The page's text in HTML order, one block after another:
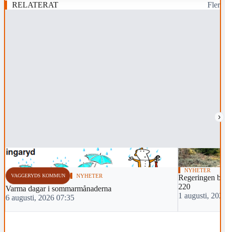
RELATERAT Fler
›
VAGGERYDS KOMMUN NYHETER
Varma dagar i sommarmånaderna
6 augusti, 2026 07:35
NYHETER
Regeringen
220
1 augusti,